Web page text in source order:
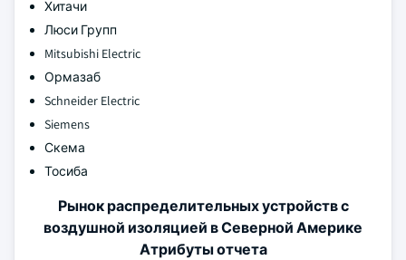
Хитачи
Люси Групп
Mitsubishi Electric
Ормазаб
Schneider Electric
Siemens
Скема
Тосиба
Рынок распределительных устройств с
воздушной изоляцией в Северной Америке
Атрибуты отчета